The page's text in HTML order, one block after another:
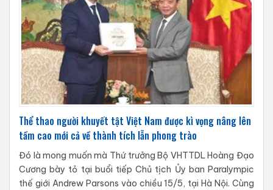
Thể thao người khuyết tật Việt Nam được kì vọng nâng lên
tầm cao mới cả về thành tích lẫn phong trào
Đó là mong muốn mà Thứ trưởng Bộ VHTTDL Hoàng Đạo
Cương bày tỏ tại buổi tiếp Chủ tịch Ủy ban Paralympic
thế giới Andrew Parsons vào chiều 15/5, tại Hà Nội. Cùng